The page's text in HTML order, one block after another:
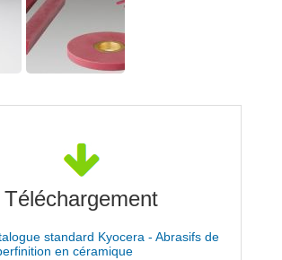
Téléchargement
standard Kyocera - Abrasifs de
en céramique